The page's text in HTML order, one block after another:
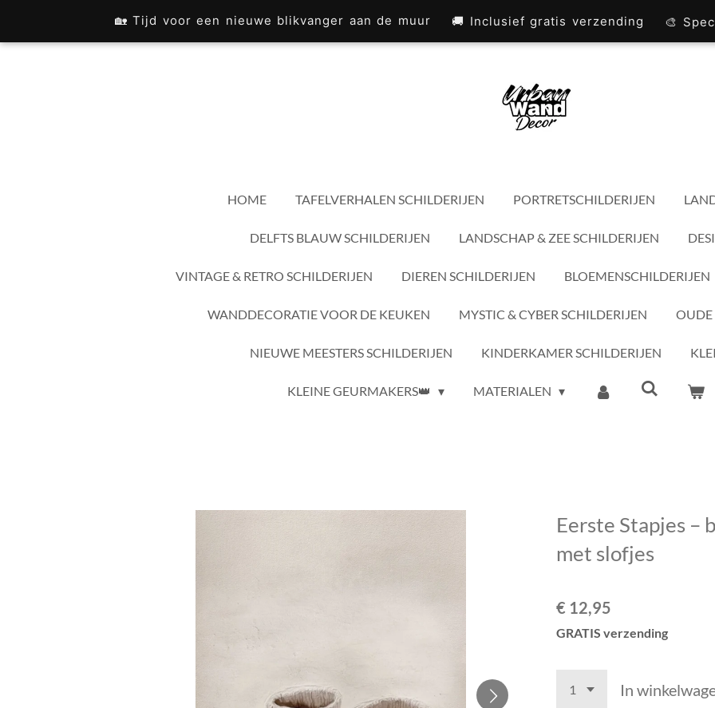
🏡 Tijd voor een nieuwe blikvanger aan de muur 🚚 Inclusief gratis verzending 🎨
direct
HOME TAFELVERHALEN SCHILDERIJEN PORTRETSCHILDERIJEN
DELFTS BLAUW SCHILDERIJEN LANDSCHAP & ZEE SCHILDERIJEN
VINTAGE & RETRO SCHILDERIJEN DIEREN SCHILDERIJEN BLOEMENSCHILDERIJEN
WANDDECORATIE VOOR DE KEUKEN MYSTIC & CYBER SCHILDERIJEN OUDE
NIEUWE MEESTERS SCHILDERIJEN KINDERKAMER SCHILDERIJEN
KLEINE GEURMAKERS👑 MATERIALEN
Eerste Stapjes –
met slofjes
€ 12,95
GRATIS verzending
In